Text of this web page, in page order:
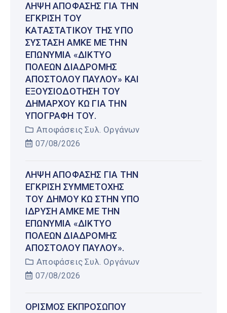
ΛΉΨΗ ΑΠΌΦΑΣΗΣ ΓΙΑ ΤΗΝ
ΈΓΚΡΙΣΗ ΤΟΥ
ΚΑΤΑΣΤΑΤΙΚΟΎ ΤΗΣ ΥΠΌ
ΣΎΣΤΑΣΗ ΑΜΚΕ ΜΕ ΤΗΝ
ΕΠΩΝΥΜΊΑ «ΔΊΚΤΥΟ
ΠΌΛΕΩΝ ΔΙΑΔΡΟΜΉΣ
ΑΠΟΣΤΌΛΟΥ ΠΑΎΛΟΥ» ΚΑΙ
ΕΞΟΥΣΙΟΔΌΤΗΣΗ ΤΟΥ
ΔΗΜΆΡΧΟΥ ΚΩ ΓΙΑ ΤΗΝ
ΥΠΟΓΡΑΦΉ ΤΟΥ.
Αποφάσεις Συλ. Οργάνων
07/08/2026
ΛΉΨΗ ΑΠΌΦΑΣΗΣ ΓΙΑ ΤΗΝ
ΈΓΚΡΙΣΗ ΣΥΜΜΕΤΟΧΉΣ
ΤΟΥ ΔΉΜΟΥ ΚΩ ΣΤΗΝ ΥΠΌ
ΊΔΡΥΣΗ ΑΜΚΕ ΜΕ ΤΗΝ
ΕΠΩΝΥΜΊΑ «ΔΊΚΤΥΟ
ΠΌΛΕΩΝ ΔΙΑΔΡΟΜΉΣ
ΑΠΟΣΤΌΛΟΥ ΠΑΎΛΟΥ».
Αποφάσεις Συλ. Οργάνων
07/08/2026
ΟΡΙΣΜΌΣ ΕΚΠΡΟΣΏΠΟΥ